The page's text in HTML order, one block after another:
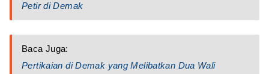
Petir di Demak
Baca Juga:
Pertikaian di Demak yang Melibatkan Dua Wali